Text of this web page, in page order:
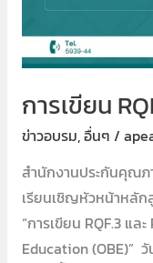
การเขียน
ข่าวอบรม,อื่นๆ /
สำนักงานประกันคุณ
เรียนเชิญหัวหน้าหลัก
“การเขียน RQF.3 แล
Education (OBE)”